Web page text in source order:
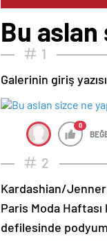
Bu aslan
1
Galerinin giriş
0
2
Kardashian/
Paris Moda
defilesinde